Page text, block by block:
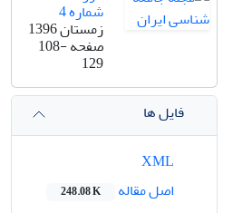
شماره 4
زمستان 1396
صفحه108-
129
فایل ها
اصل مقاله
248.08 K